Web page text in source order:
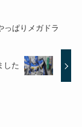
っぱりメガドラ
した